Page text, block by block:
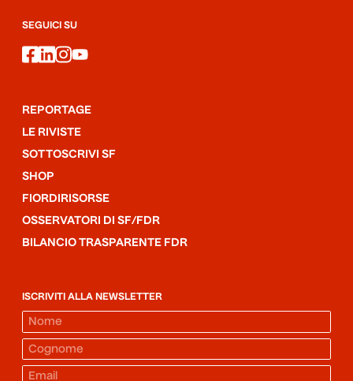
SEGUICI SU
facebook
linkedin
instagram
youtube
REPORTAGE
LE RIVISTE
SOTTOSCRIVI SF
SHOP
FIORDIRISORSE
OSSERVATORI DI SF/FDR
BILANCIO TRASPARENTE FDR
ISCRIVITI ALLA NEWSLETTER